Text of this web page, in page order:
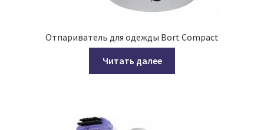
Отпариватель для одежды Bort Compact
Читать далее